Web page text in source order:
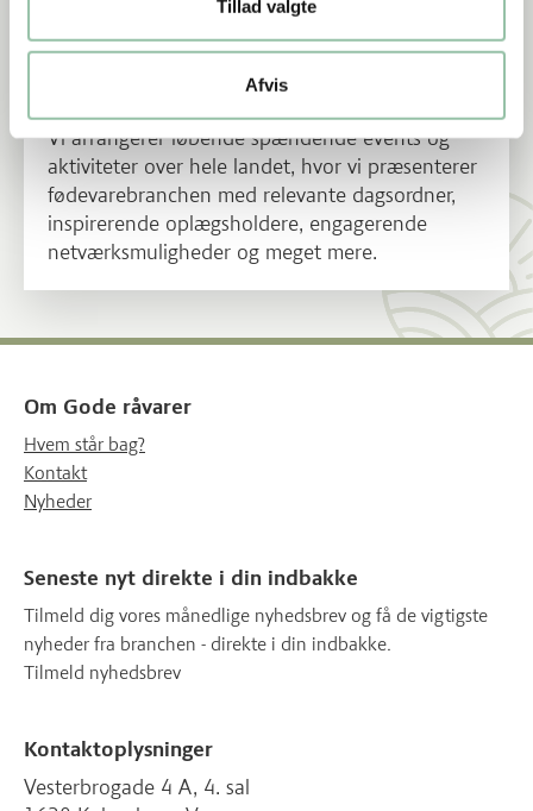
Tillad valgte
Afvis
Se alle vores events og
Vi arrangerer løbende spændende events og
aktiviteter over hele landet, hvor vi præsenterer
fødevarebranchen med relevante dagsordner,
inspirerende oplægsholdere, engagerende
netværksmuligheder og meget mere.
Om Gode råvarer
Hvem står bag?
Kontakt
Nyheder
Seneste nyt direkte i din indbakke
Tilmeld dig vores månedlige nyhedsbrev og få de vigtigste
nyheder fra branchen - direkte i din indbakke.
Tilmeld nyhedsbrev
Kontaktoplysninger
Vesterbrogade 4 A, 4. sal